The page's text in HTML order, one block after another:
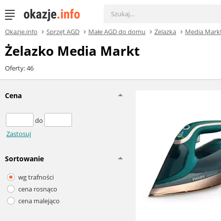
Okazje.info Sprzęt AGD Małe AGD do domu Żelazka Media
Żelazko Media Markt
Oferty: 46
Cena
do
Zastosuj
Sortowanie
wg trafności
cena rosnąco
cena malejąco